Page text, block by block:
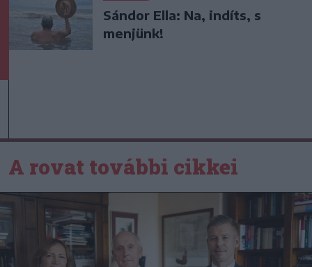
Sándor Ella: Na, indíts, s
menjünk!
A rovat további cikkei